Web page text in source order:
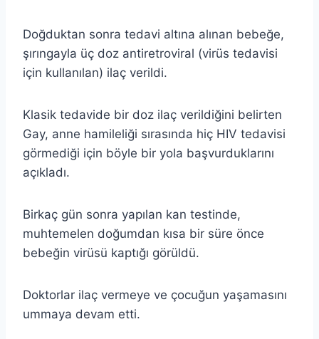
Doğduktan sonra tedavi altına alınan bebeğe,
şırıngayla üç doz antiretroviral (virüs tedavisi
için kullanılan) ilaç verildi.
Klasik tedavide bir doz ilaç verildiğini belirten
Gay, anne hamileliği sırasında hiç HIV tedavisi
görmediği için böyle bir yola başvurduklarını
açıkladı.
Birkaç gün sonra yapılan kan testinde,
muhtemelen doğumdan kısa bir süre önce
bebeğin virüsü kaptığı görüldü.
Doktorlar ilaç vermeye ve çocuğun yaşamasını
ummaya devam etti.